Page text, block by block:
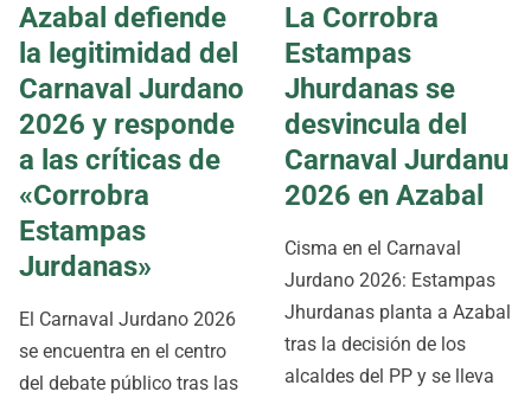
Azabal defiende
la legitimidad del
Carnaval Jurdano
2026 y responde
a las críticas de
«Corrobra
Estampas
Jurdanas»
​El Carnaval Jurdano 2026
se encuentra en el centro
del debate público tras las
La Corrobra
Estampas
Jhurdanas se
desvincula del
Carnaval Jurdanu
2026 en Azabal
Cisma en el Carnaval
Jurdano 2026: Estampas
Jhurdanas planta a Azabal
tras la decisión de los
alcaldes del PP y se lleva